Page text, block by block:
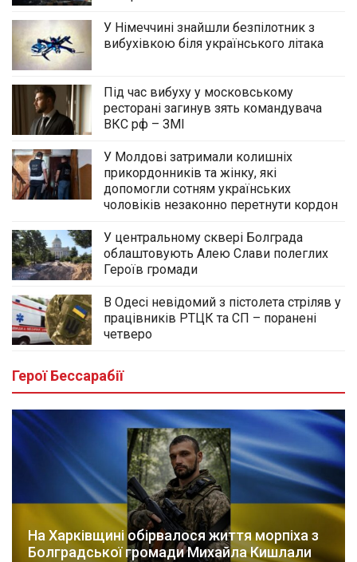
У Німеччині знайшли безпілотник з
вибухівкою біля українського літака
Під час вибуху у московському
ресторані загинув зять командувача
ВКС рф – ЗМІ
У Молдові затримали колишніх
прикордонників та жінку, які
допомогли сотням українських
чоловіків незаконно перетнути кордон
У центральному сквері Болграда
облаштовують Алею Слави полеглих
Героїв громади
В Одесі невідомий з пістолета стріляв у
працівників РТЦК та СП – поранені
четверо
Герої Бессарабії
На Харківщині обірвалося життя морпіха з
Болградської громади Михайла Кишлали